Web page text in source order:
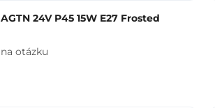
AGTN 24V P45 15W E27 Frosted
na otázku